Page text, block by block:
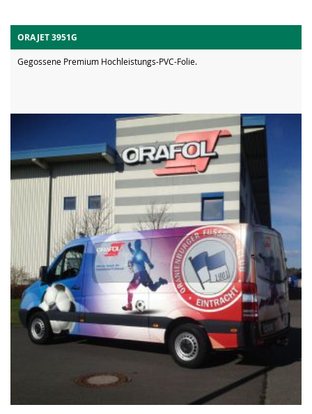
ORAJET 3951G
Gegossene Premium Hochleistungs-PVC-Folie.